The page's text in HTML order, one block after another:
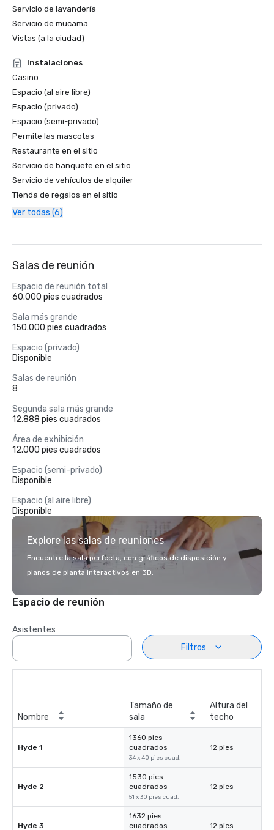
Servicio de lavandería
Servicio de mucama
Vistas (a la ciudad)
Instalaciones
Casino
Espacio (al aire libre)
Espacio (privado)
Espacio (semi-privado)
Permite las mascotas
Restaurante en el sitio
Servicio de banquete en el sitio
Servicio de vehículos de alquiler
Tienda de regalos en el sitio
Ver todas (6)
Salas de reunión
Espacio de reunión total
60.000 pies cuadrados
Sala más grande
150.000 pies cuadrados
Espacio (privado)
Disponible
Salas de reunión
8
Segunda sala más grande
12.888 pies cuadrados
Área de exhibición
12.000 pies cuadrados
Espacio (semi-privado)
Disponible
Espacio (al aire libre)
Disponible
Explore las salas de reuniones
Encuentre la sala perfecta, con gráficos de disposición y
planos de planta interactivos en 3D.
Espacio de reunión
Asistentes
Filtros
Nombre
Tamaño de
sala
Altura del
techo
Hyde 1
1360 pies
cuadrados
34 x 40 pies cuad.
12 pies
Hyde 2
1530 pies
cuadrados
51 x 30 pies cuad.
12 pies
Hyde 3
1632 pies
cuadrados
12 pies